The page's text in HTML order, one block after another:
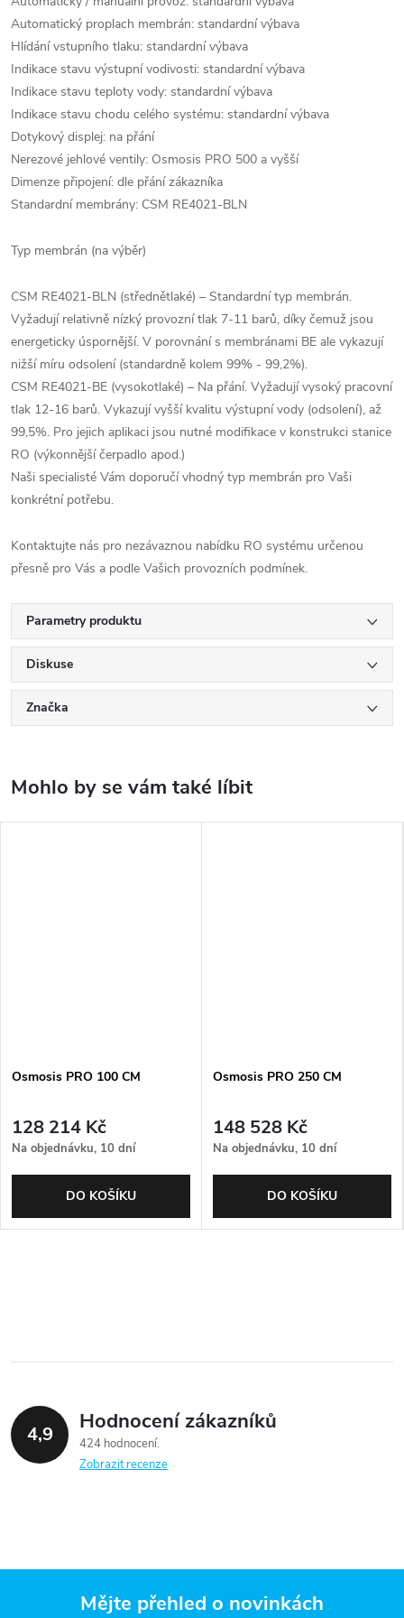
Automatický proplach membrán: standardní výbava
Hlídání vstupního tlaku: standardní výbava
Indikace stavu výstupní vodivosti: standardní výbava
Indikace stavu teploty vody: standardní výbava
Indikace stavu chodu celého systému: standardní výbava
Dotykový displej: na přání
Nerezové jehlové ventily: Osmosis PRO 500 a vyšší
Dimenze připojení: dle přání zákazníka
Standardní membrány: CSM RE4021-BLN
Typ membrán (na výběr)
CSM RE4021-BLN (střednětlaké) – Standardní typ membrán.
Vyžadují relativně nízký provozní tlak 7-11 barů, díky čemuž jsou
energeticky úspornější. V porovnání s membránami BE ale vykazují
nižší míru odsolení (standardně kolem 99% - 99,2%).
CSM RE4021-BE (vysokotlaké) – Na přání. Vyžadují vysoký pracovní
tlak 12-16 barů. Vykazují vyšší kvalitu výstupní vody (odsolení), až
99,5%. Pro jejich aplikaci jsou nutné modifikace v konstrukci stanice
RO (výkonnější čerpadlo apod.)
Naši specialisté Vám doporučí vhodný typ membrán pro Vaši
konkrétní potřebu.
Kontaktujte nás pro nezávaznou nabídku RO systému určenou
přesně pro Vás a podle Vašich provozních podmínek.
Parametry produktu
Diskuse
Značka
Osmosis PRO 100 CM
128 214 Kč
Na objednávku, 10 dní
DO KOŠÍKU
Osmosis PRO 250 CM
148 528 Kč
Na objednávku, 10 dní
DO KOŠÍKU
4,9 Hodnocení zákazníků
424 hodnocení
Zobrazit recenze
Mějte přehled o novinkách